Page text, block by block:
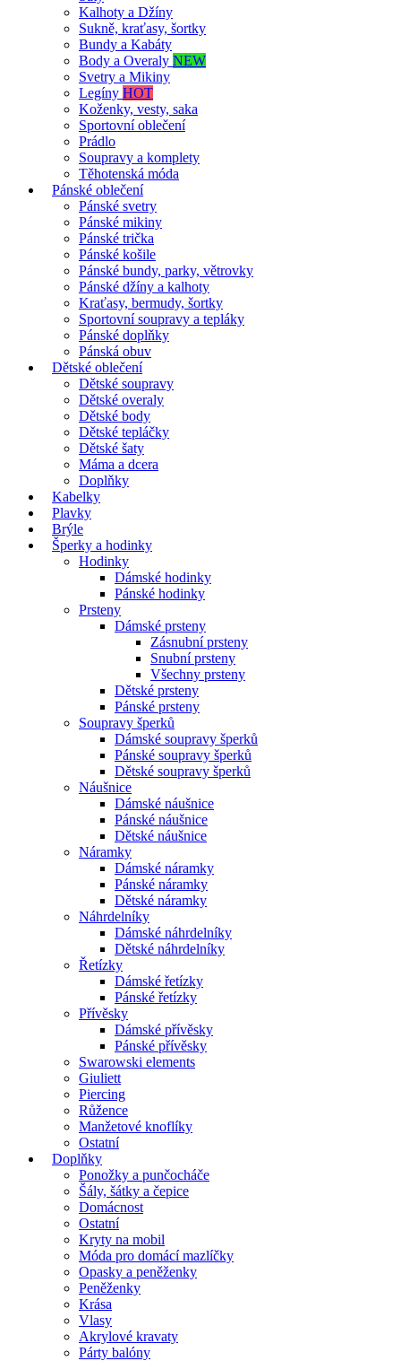
Kalhoty a Džíny
Sukně, kraťasy, šortky
Bundy a Kabáty
Body a Overaly NEW
Svetry a Mikiny
Legíny HOT
Koženky, vesty, saka
Sportovní oblečení
Prádlo
Soupravy a komplety
Těhotenská móda
Pánské oblečení
Pánské svetry
Pánské mikiny
Pánské trička
Pánské košile
Pánské bundy, parky, větrovky
Pánské džíny a kalhoty
Kraťasy, bermudy, šortky
Sportovní soupravy a tepláky
Pánské doplňky
Pánská obuv
Dětské oblečení
Dětské soupravy
Dětské overaly
Dětské body
Dětské tepláčky
Dětské šaty
Máma a dcera
Doplňky
Kabelky
Plavky
Brýle
Šperky a hodinky
Hodinky
Dámské hodinky
Pánské hodinky
Prsteny
Dámské prsteny
Zásnubní prsteny
Snubní prsteny
Všechny prsteny
Dětské prsteny
Pánské prsteny
Soupravy šperků
Dámské soupravy šperků
Pánské soupravy šperků
Dětské soupravy šperků
Náušnice
Dámské náušnice
Pánské náušnice
Dětské náušnice
Náramky
Dámské náramky
Pánské náramky
Dětské náramky
Náhrdelníky
Dámské náhrdelníky
Dětské náhrdelníky
Řetízky
Dámské řetízky
Pánské řetízky
Přívěsky
Dámské přívěsky
Pánské přívěsky
Swarowski elements
Giuliett
Piercing
Růžence
Manžetové knoflíky
Ostatní
Doplňky
Ponožky a punčocháče
Šály, šátky a čepice
Domácnost
Ostatní
Kryty na mobil
Móda pro domácí mazlíčky
Opasky a peněženky
Peněženky
Krása
Vlasy
Akrylové kravaty
Párty balóny